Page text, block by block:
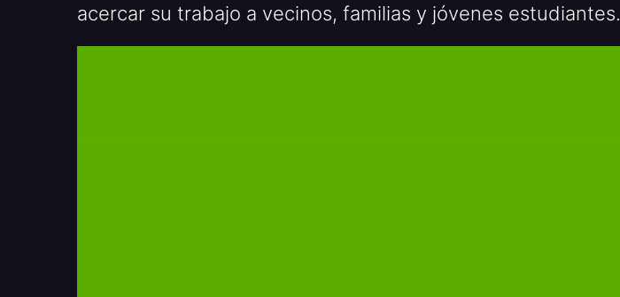
acercar su trabajo a vecinos, familias y jóvenes estudiantes.